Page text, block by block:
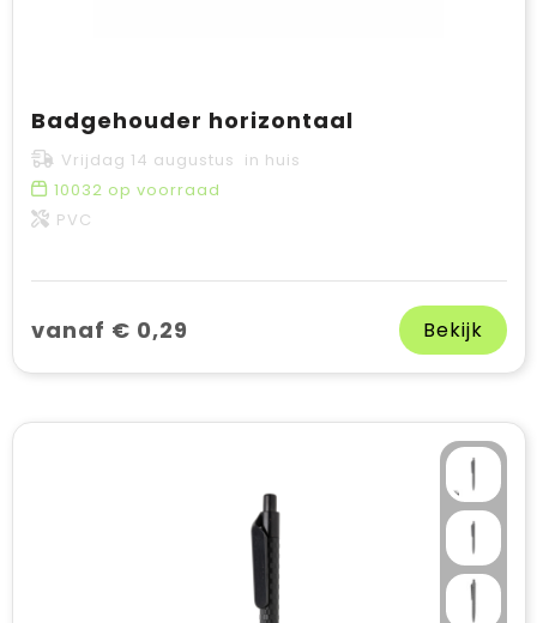
Badgehouder horizontaal
Vrijdag 14 augustus in huis
10032 op voorraad
PVC
vanaf € 0,29 Bekijk